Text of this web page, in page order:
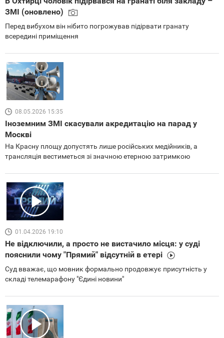
ЗМІ (оновлено)
Перед вибухом він нібито погрожував підірвати гранату
всередині приміщення
08.05.2026 15:35
Іноземним ЗМІ скасували акредитацію на парад у
Москві
На Красну площу допустять лише російських медійників, а
трансляція вестиметься зі значною етерною затримкою
01.04.2026 19:10
Не відключили, а просто не вистачило місця: у суді
пояснили чому "Прямий" відсутній в етері
Суд вважає, що мовник формально продовжує присутність у
складі телемарафону "Єдині новини"